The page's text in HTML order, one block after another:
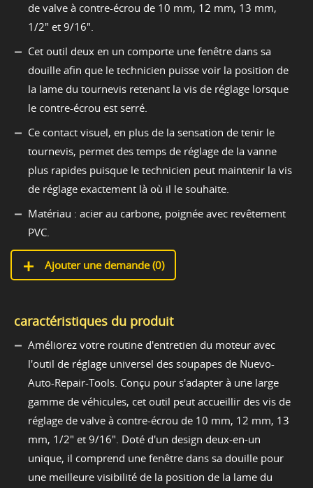
de valve à contre-écrou de 10 mm, 12 mm, 13 mm,
1/2" et 9/16".
Cet outil deux en un comporte une fenêtre dans sa
douille afin que le technicien puisse voir la position de
la lame du tournevis retenant la vis de réglage lorsque
le contre-écrou est serré.
Ce contact visuel, en plus de la sensation de tenir le
tournevis, permet des temps de réglage de la vanne
plus rapides puisque le technicien peut maintenir la vis
de réglage exactement là où il le souhaite.
Matériau : acier au carbone, poignée avec revêtement
PVC.
Ajouter une demande (0)
caractéristiques du produit
Améliorez votre routine d'entretien du moteur avec
l'outil de réglage universel des soupapes de Nuevo-
Auto-Repair-Tools. Conçu pour s'adapter à une large
gamme de véhicules, cet outil peut accueillir des vis de
réglage de valve à contre-écrou de 10 mm, 12 mm, 13
mm, 1/2" et 9/16". Doté d'un design deux-en-un
unique, il comprend une fenêtre dans sa douille pour
une meilleure visibilité de la position de la lame du